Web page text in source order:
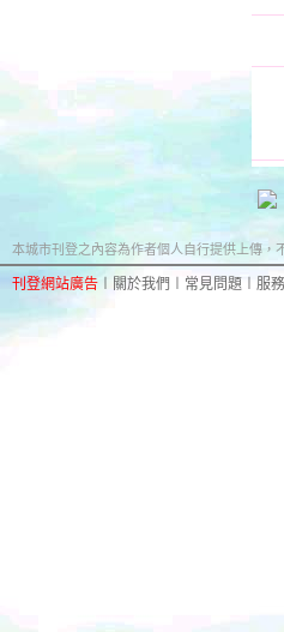
本城市刊登之內容為作者個人自行提供上傳，
刊登網站廣告 關於我們 常見問題 服